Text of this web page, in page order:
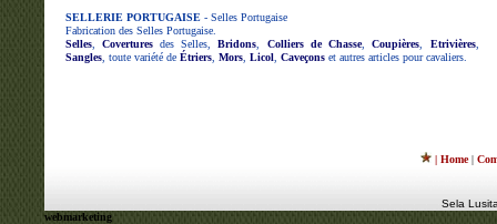
SELLERIE PORTUGAISE- Selles Portugaise
Fabrication des Selles Portugaise.
Selles, Coverturesdes Selles,Bridons Colliers de Chasse,Coupières Etrivières,
Sangles, toute variété de Étriers, Mors, Licol, Caveçonset autres articles pour cavaliers.
| Home|
Sela
webmarketing